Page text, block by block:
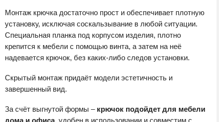
Монтаж крючка достаточно прост и обеспечивает плотную
установку, исключая соскальзывание в любой ситуации.
Cпециальная планка под корпусом изделия, плотно
крепится к мебели с помощью винта, а затем на неё
надевается крючок, без каких-либо следов установки.
Скрытый монтаж придаёт модели эстетичность и
завершенный вид.
За счёт выгнутой формы – крючок подойдет для мебели
дома и офиса , удобен в использовании и совместим с